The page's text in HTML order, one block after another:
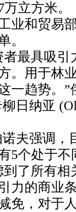
立方米。
业和贸易
。
最具吸
。用于林
一趋势。
日纳亚
夫强调，
5个处于不
了所有
力的商业
免，对于